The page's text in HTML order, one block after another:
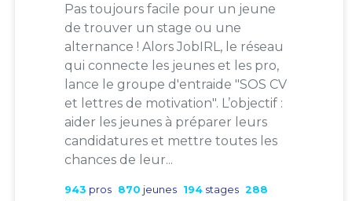
Pas toujours facile pour un jeune
de trouver un stage ou une
alternance ! Alors JobIRL, le réseau
qui connecte les jeunes et les pro,
lance le groupe d'entraide "SOS CV
et lettres de motivation". L’objectif :
aider les jeunes à préparer leurs
candidatures et mettre toutes les
chances de leur...
943 pros 870 jeunes 194 stages 288